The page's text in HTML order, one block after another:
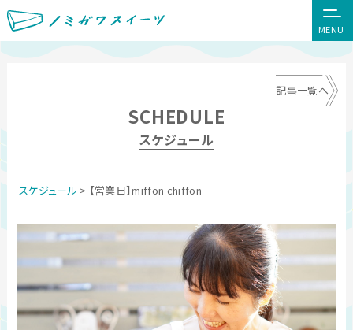
MENU
SCHEDULE
スケジュール
記事一覧へ
スケジュール > 【営業日】miffon chiffon